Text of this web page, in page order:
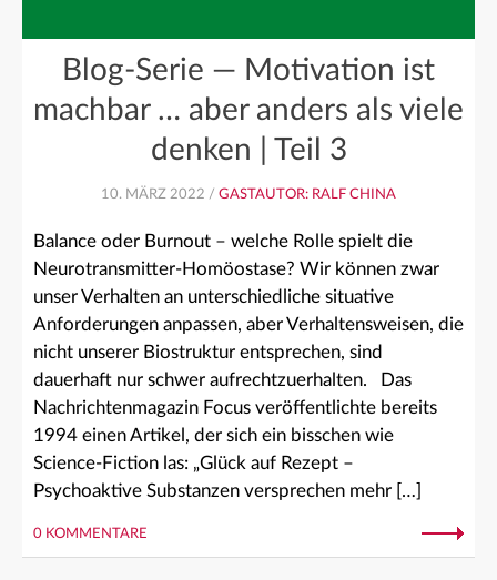
Blog-Serie — Motivation ist
machbar … aber anders als viele
denken | Teil 3
10. MÄRZ 2022 / GASTAUTOR: RALF CHINA
Balance oder Burnout – welche Rolle spielt die
Neurotransmitter-Homöostase? Wir können zwar
unser Verhalten an unterschiedliche situative
Anforderungen anpassen, aber Verhaltensweisen, die
nicht unserer Biostruktur entsprechen, sind
dauerhaft nur schwer aufrechtzuerhalten. Das
Nachrichtenmagazin Focus veröffentlichte bereits
1994 einen Artikel, der sich ein bisschen wie
Science-Fiction las: „Glück auf Rezept –
Psychoaktive Substanzen versprechen mehr […]
0 KOMMENTARE